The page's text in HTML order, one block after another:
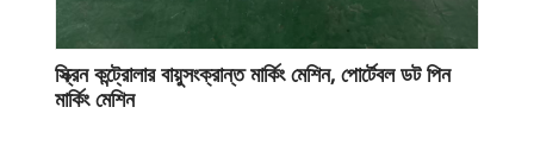
স্ক্রিন কন্ট্রোলার বায়ুসংক্রান্ত মার্কিং মেশিন, পোর্টেবল ডট পিন
মার্কিং মেশিন